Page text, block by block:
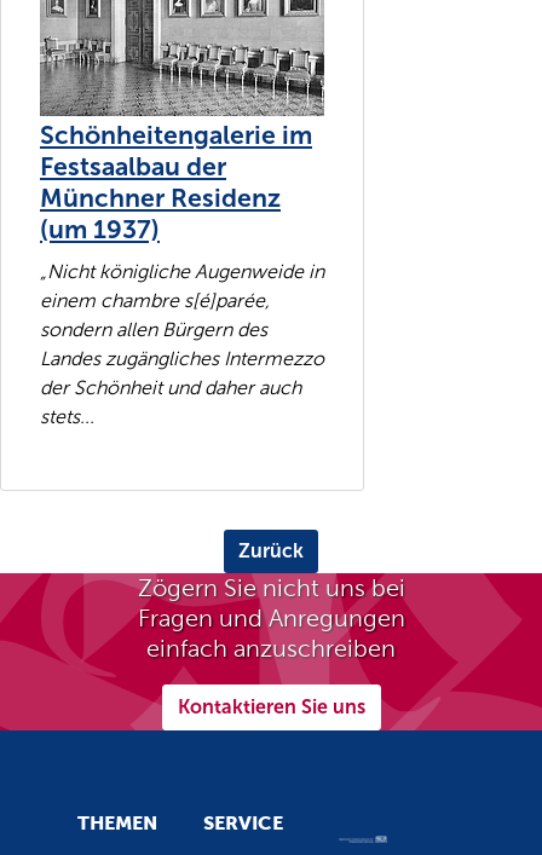
Schönheitengalerie im
Festsaalbau der
Münchner Residenz
(um 1937)
„Nicht königliche Augenweide in
einem chambre s[é]parée,
sondern allen Bürgern des
Landes zugängliches Intermezzo
der Schönheit und daher auch
stets...
Zurück
Zögern Sie nicht uns bei
Fragen und Anregungen
einfach anzuschreiben
Kontaktieren Sie uns
THEMEN SERVICE